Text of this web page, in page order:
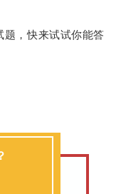
题，快来试试你能答